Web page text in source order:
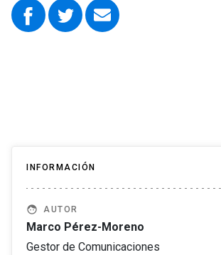
INFORMACIÓN
face AUTOR
Marco Pérez-Moreno
Gestor de Comunicaciones